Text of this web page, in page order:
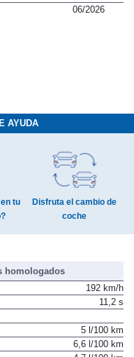
4,75 %
AYUDA
tu
Disfruta el cambio de
homologados
192 km/h
5 l/100 km